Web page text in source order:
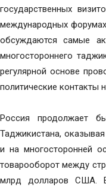
государственных
международных
обсуждаются самые
многостороннего
регулярной основе
политические контакты
Россия продолжает
Таджикистана,
и на многосторонней
товарооборот между
млрд долларов США.